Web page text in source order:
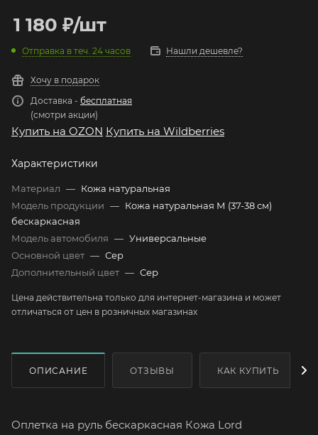
1 180 ₽/шт
Отправка в теч. 24 часов Нашли дешевле?
Хочу в подарок
Доставка - бесплатная
(смотри акции)
Купить на OZON Купить на Wildberries
Характеристики
Материал — Кожа натуральная
Модель продукции — Кожа натуральная М (37-38 см)
бескаркасная
Модель автомобиля — Универсальные
Основной цвет — Сер
Дополнительный цвет — Сер
Цена действительна только для интернет-магазина и может
отличаться от цен в розничных магазинах
ОПИСАНИЕ ОТЗЫВЫ КАК КУПИТЬ
Оплетка на руль бескаркасная Кожа Lord